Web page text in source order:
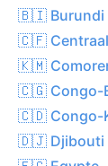
🇧🇮 Burundi
🇨🇫
🇰🇲
🇨🇬 Congo-
🇨🇩 Congo-
🇩🇯 Djibouti